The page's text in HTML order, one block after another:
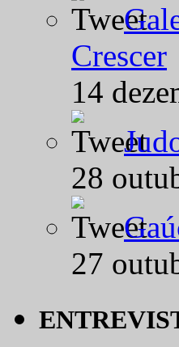
Crescer
14
28
27